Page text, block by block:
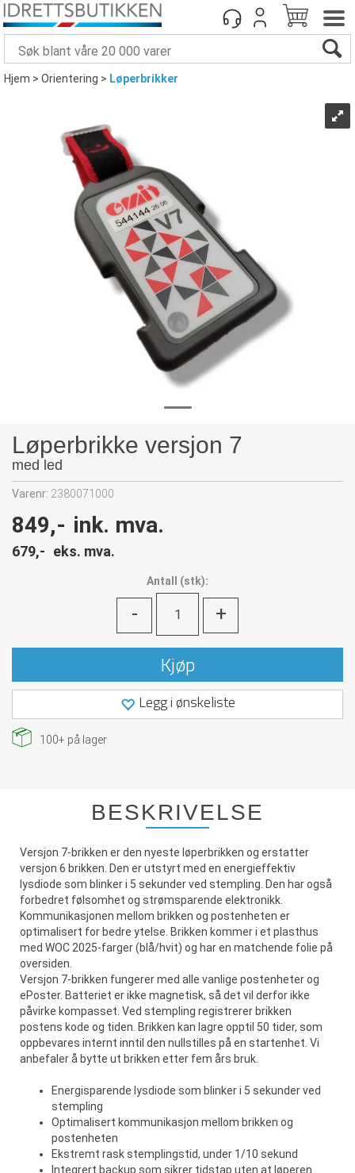
Hjem>Orientering> Løperbrikker
Løperbrikke versjon 7
med led
Varenr: 2380071000
849,- ink. mva.
679,- eks. mva.
Antall (stk):
- +
Kjøp
Legg i ønskeliste
100+ på lager
BESKRIVELSE
Versjon 7-brikken er den nyeste løperbrikken og erstatter
versjon 6 brikken. Den er utstyrt med en energieffektiv
lysdiode som blinker i 5 sekunder ved stempling. Den har også
forbedret følsomhet og strømsparende elektronikk.
Kommunikasjonen mellom brikken og postenheten er
optimalisert for bedre ytelse. Brikken kommer i et plasthus
med WOC 2025-farger (blå/hvit) og har en matchende folie på
oversiden.
Versjon 7-brikken fungerer med alle vanlige postenheter og
ePoster. Batteriet er ikke magnetisk, så det vil derfor ikke
påvirke kompasset. Ved stempling registrerer brikken
postens kode og tiden. Brikken kan lagre opptil 50 tider, som
oppbevares internt inntil den nullstilles på en startenhet. Vi
anbefaler å bytte ut brikken etter fem års bruk.
Energisparende lysdiode som blinker i 5 sekunder ved
stempling
Optimalisert kommunikasjon mellom brikken og
postenheten
Ekstremt rask stemplingstid, under 1/10 sekund
Integrert backup som sikrer tidstap uten at løperen